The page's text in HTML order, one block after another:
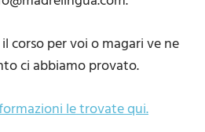
corso per voi o magari ve ne
ci abbiamo provato.
le trovate qui.